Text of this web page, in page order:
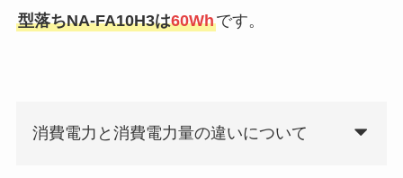
型落ちNA-FA10H3は60Whです。
消費電力と消費電力量の違いについて